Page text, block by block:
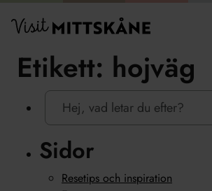
Hoppa till huvudinnehållet
Visit MittSkåne
Etikett: hojväg
Sidor
Resetips och inspiration